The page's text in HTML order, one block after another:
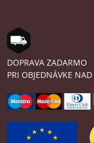
DOPRAVA ZADARMO
PRI OBJEDNÁVKE NAD